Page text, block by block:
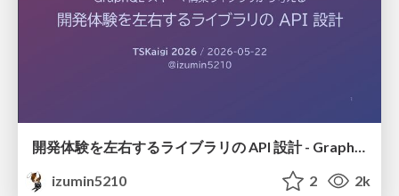
開発体験を左右するライブラリの API 設計 - GraphQL スキーマ構築ライブラリから考える #tskaigi
izumin5210
2 2k